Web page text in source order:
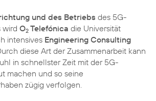
und des Betriebs des 5G-
wird O2 Telefónica die Universität
intensives Engineering Consulting
diese Art der Zusammenarbeit kann
in schnellster Zeit mit der 5G-
machen und so seine
zügig verfolgen.